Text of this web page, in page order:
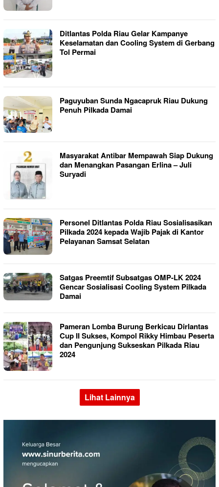
Ditlantas Polda Riau Gelar Kampanye
Keselamatan dan Cooling System di Gerbang
Tol Permai
Paguyuban Sunda Ngacapruk Riau Dukung
Penuh Pilkada Damai
Masyarakat Antibar Mempawah Siap Dukung
dan Menangkan Pasangan Erlina – Juli
Suryadi
Personel Ditlantas Polda Riau Sosialisasikan
Pilkada 2024 kepada Wajib Pajak di Kantor
Pelayanan Samsat Selatan
Satgas Preemtif Subsatgas OMP-LK 2024
Gencar Sosialisasi Cooling System Pilkada
Damai
Pameran Lomba Burung Berkicau Dirlantas
Cup II Sukses, Kompol Rikky Himbau Peserta
dan Pengunjung Sukseskan Pilkada Riau
2024
Lihat Lainnya